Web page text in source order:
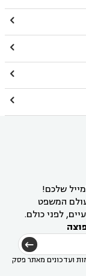




שלכם!
המשפט
לפני כולם.
ועדכונים מאתר פסק